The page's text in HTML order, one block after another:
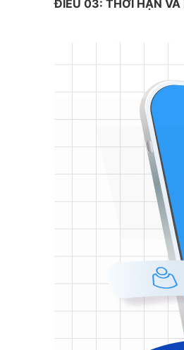
ĐIỀU 03: THỜI HẠN VÀ